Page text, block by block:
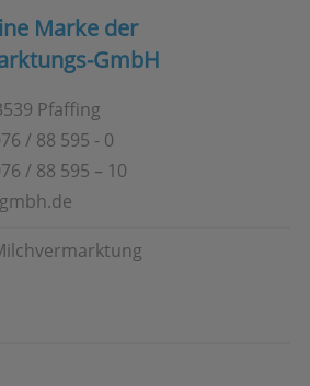
Marke der
GmbH
Pfaffing
/ 88 595 - 0
/ 88 595 – 10